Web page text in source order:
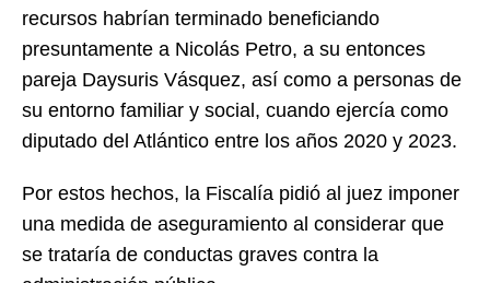
recursos habrían terminado beneficiando
presuntamente a Nicolás Petro, a su entonces
pareja Daysuris Vásquez, así como a personas de
su entorno familiar y social, cuando ejercía como
diputado del Atlántico entre los años 2020 y 2023.
Por estos hechos, la Fiscalía pidió al juez imponer
una medida de aseguramiento al considerar que
se trataría de conductas graves contra la